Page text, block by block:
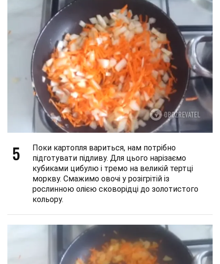
5
Поки картопля вариться, нам потрібно
підготувати підливу. Для цього нарізаємо
кубиками цибулю і тремо на великій тертці
моркву. Смажимо овочі у розігрітій із
рослинною олією сковорідці до золотистого
кольору.